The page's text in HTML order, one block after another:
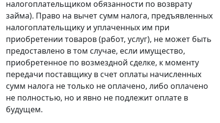
налогоплательщиком обязанности по возврату
займа). Право на вычет сумм налога, предъявленных
налогоплательщику и уплаченных им при
приобретении товаров (работ, услуг), не может быть
предоставлено в том случае, если имущество,
приобретенное по возмездной сделке, к моменту
передачи поставщику в счет оплаты начисленных
сумм налога не только не оплачено, либо оплачено
не полностью, но и явно не подлежит оплате в
будущем.